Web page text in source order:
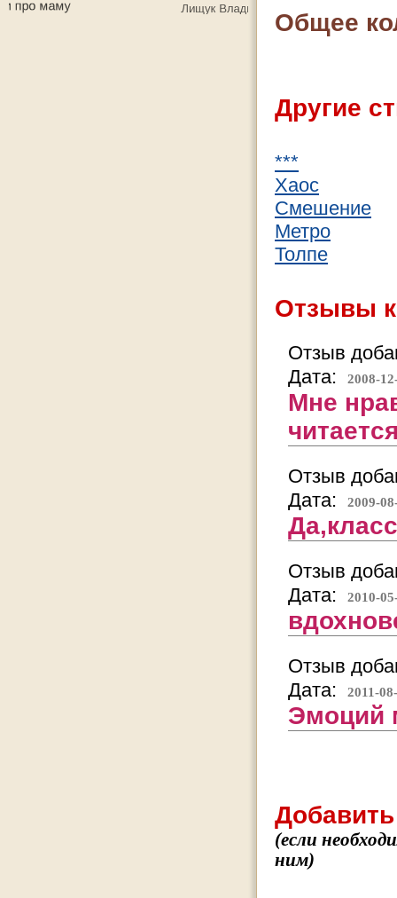
Общее
Другие
***
Хаос
Смешение
Метро
Толпе
Отзывы
Отзыв
Дата:
2008-
Мне
Отзыв
Дата:
2009-
Отзыв
Дата:
2010-
Отзыв
Дата:
2011-
Эмоций
(если
ним)